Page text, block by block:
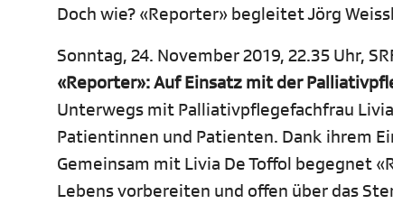
Doch wie? «Reporter» begleitet Jörg
Sonntag, 24. November 2019, 22.35 Uhr,
«Reporter»: Auf Einsatz mit der
Unterwegs mit Palliativpflegefachfrau
Patientinnen und Patienten. Dank ihrem
Gemeinsam mit Livia De Toffol begegnet
Lebens vorbereiten und offen über das